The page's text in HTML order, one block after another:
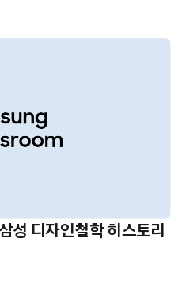
디자인철학 히스토리